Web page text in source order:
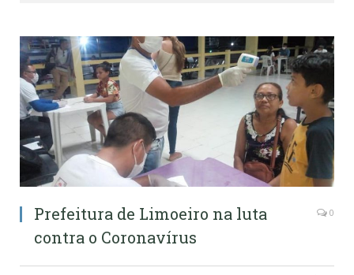
Prefeitura de Limoeiro na luta
contra o Coronavírus
0